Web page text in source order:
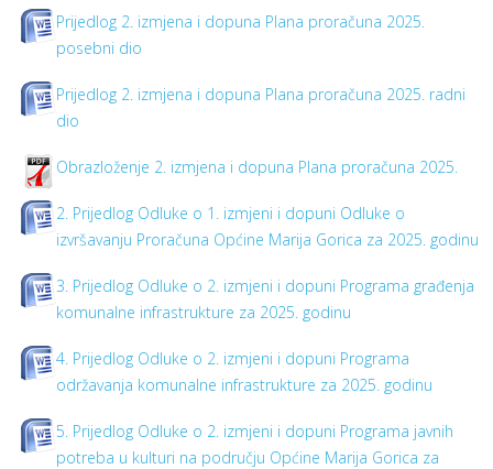
Prijedlog 2. izmjena i dopuna Plana proračuna 2025.
posebni dio
Prijedlog 2. izmjena i dopuna Plana proračuna 2025. radni
dio
Obrazloženje 2. izmjena i dopuna Plana proračuna 2025.
2. Prijedlog Odluke o 1. izmjeni i dopuni Odluke o
izvršavanju Proračuna Općine Marija Gorica za 2025. godinu
3. Prijedlog Odluke o 2. izmjeni i dopuni Programa građenja
komunalne infrastrukture za 2025. godinu
4. Prijedlog Odluke o 2. izmjeni i dopuni Programa
održavanja komunalne infrastrukture za 2025. godinu
5. Prijedlog Odluke o 2. izmjeni i dopuni Programa javnih
potreba u kulturi na području Općine Marija Gorica za